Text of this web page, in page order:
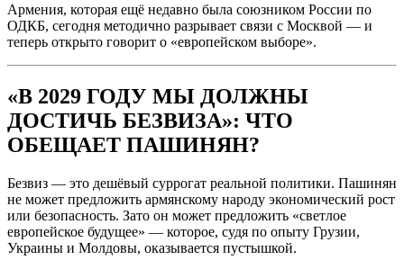
Армения, которая ещё недавно была союзником России по
ОДКБ, сегодня методично разрывает связи с Москвой — и
теперь открыто говорит о «европейском выборе».
«В 2029 ГОДУ МЫ ДОЛЖНЫ
ДОСТИЧЬ БЕЗВИЗА»: ЧТО
ОБЕЩАЕТ ПАШИНЯН?
Безвиз — это дешёвый суррогат реальной политики. Пашинян
не может предложить армянскому народу экономический рост
или безопасность. Зато он может предложить «светлое
европейское будущее» — которое, судя по опыту Грузии,
Украины и Молдовы, оказывается пустышкой.